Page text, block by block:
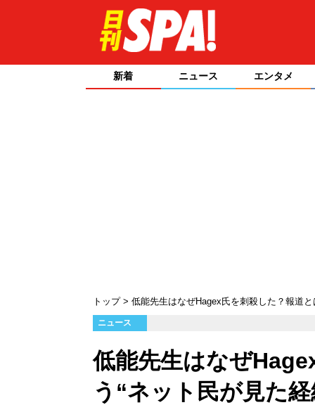
新着 ニュース エンタメ
トップ 低能先生はなぜHagex氏を刺殺した？報道
ニュース
低能先生はなぜ
う“ネット民が見た経